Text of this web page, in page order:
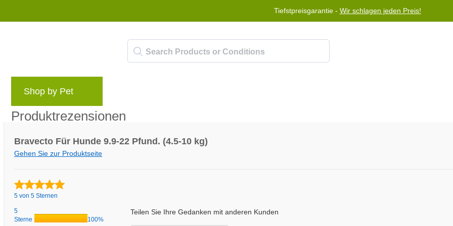
Tiefstpreisgarantie - Wir schlagen jeden Preis!
Shop by Pet
Produktrezensionen
Bravecto Für Hunde 9.9-22 Pfund. (4.5-10 kg)
Gehen Sie zur Produktseite
5 von 5 Sternen
5
Sterne
100%
Teilen Sie Ihre Gedanken mit anderen Kunden